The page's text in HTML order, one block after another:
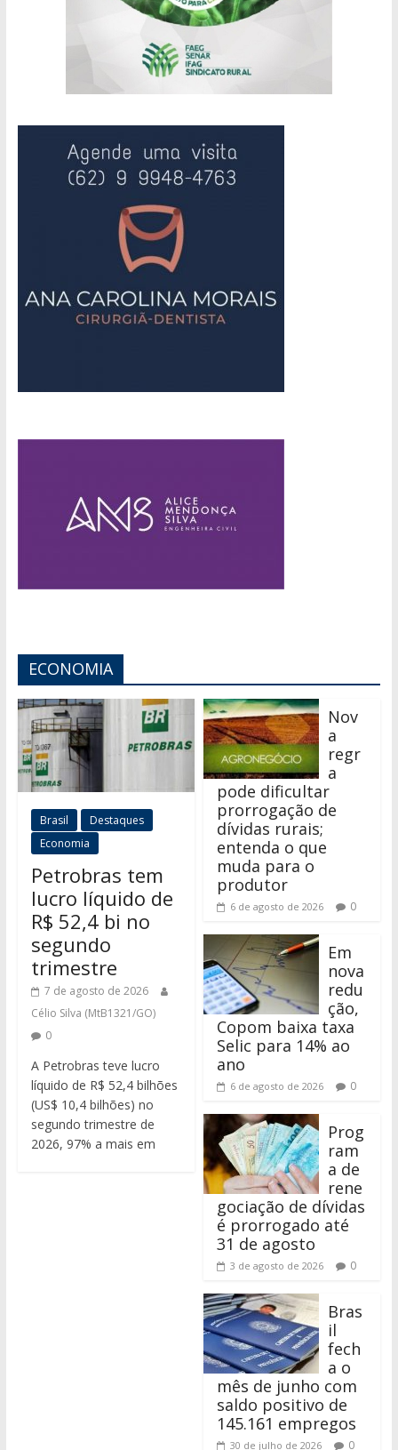
ECONOMIA
Brasil
Destaques
Economia
Petrobras tem
lucro líquido de
R$ 52,4 bi no
segundo
trimestre
7 de agosto de 2026
Célio Silva (MtB1321/GO)
0
A Petrobras teve lucro
líquido de R$ 52,4 bilhões
(US$ 10,4 bilhões) no
segundo trimestre de
2026, 97% a mais em
Nov
a
regr
a
pode dificultar
prorrogação de
dívidas rurais;
entenda o que
muda para o
produtor
6 de agosto de 2026 0
Em
nova
redu
ção,
Copom baixa taxa
Selic para 14% ao
ano
6 de agosto de 2026 0
Prog
ram
a de
rene
gociação de dívidas
é prorrogado até
31 de agosto
3 de agosto de 2026 0
Bras
il
fech
a o
mês de junho com
saldo positivo de
145.161 empregos
30 de julho de 2026 0